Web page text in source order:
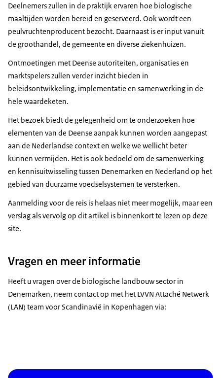
Deelnemers zullen in de praktijk ervaren hoe biologische
maaltijden worden bereid en geserveerd. Ook wordt een
peulvruchtenproducent bezocht. Daarnaast is er input vanuit
de groothandel, de gemeente en diverse ziekenhuizen.
Ontmoetingen met Deense autoriteiten, organisaties en
marktspelers zullen verder inzicht bieden in
beleidsontwikkeling, implementatie en samenwerking in de
hele waardeketen.
Het bezoek biedt de gelegenheid om te onderzoeken hoe
elementen van de Deense aanpak kunnen worden aangepast
aan de Nederlandse context en welke we wellicht beter
kunnen vermijden. Het is ook bedoeld om de samenwerking
en kennisuitwisseling tussen Denemarken en Nederland op het
gebied van duurzame voedselsystemen te versterken.
Aanmelding voor de reis is helaas niet meer mogelijk, maar een
verslag als vervolg op dit artikel is binnenkort te lezen op deze
site.
Vragen en meer informatie
Heeft u vragen over de biologische landbouw sector in
Denemarken, neem contact op met het LVVN Attaché Netwerk
(LAN) team voor Scandinavië in Kopenhagen via: